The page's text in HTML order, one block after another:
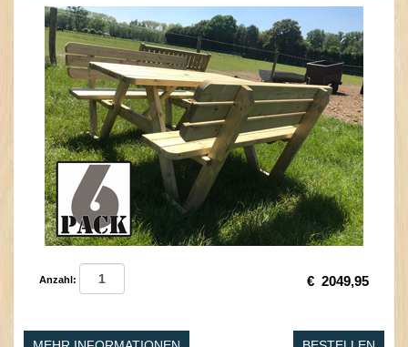
Anzahl: € 2049,95